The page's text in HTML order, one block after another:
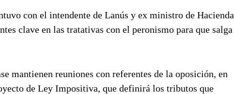
con el intendente de Lanús y ex ministro de Hacienda
clave en las tratativas con el peronismo para que salga
mantienen reuniones con referentes de la oposición, en
de Ley Impositiva, que definirá los tributos que